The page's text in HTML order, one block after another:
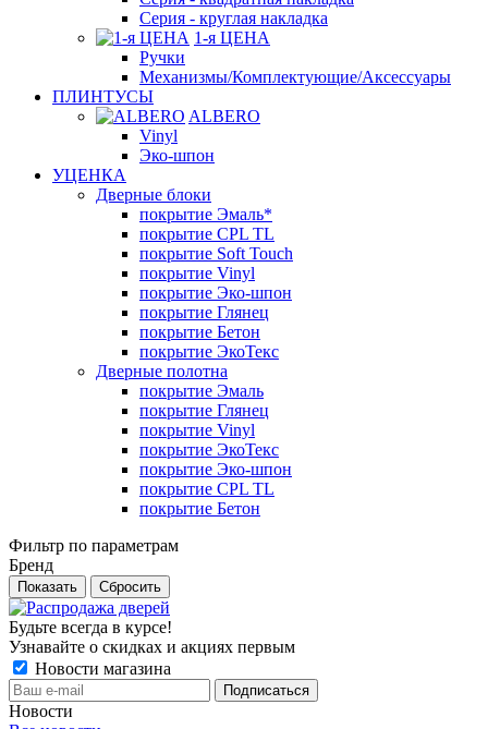
Серия - круглая накладка
1-я ЦЕНА
Ручки
Механизмы/Комплектующие/Аксессуары
ПЛИНТУСЫ
ALBERO
Vinyl
Эко-шпон
УЦЕНКА
Дверные блоки
покрытие Эмаль*
покрытие CPL TL
покрытие Soft Touch
покрытие Vinyl
покрытие Эко-шпон
покрытие Глянец
покрытие Бетон
покрытие ЭкоТекс
Дверные полотна
покрытие Эмаль
покрытие Глянец
покрытие Vinyl
покрытие ЭкоТекс
покрытие Эко-шпон
покрытие CPL TL
покрытие Бетон
Фильтр по параметрам
Бренд
Сбросить
Будьте всегда в курсе!
Узнавайте о скидках и акциях первым
Новости магазина
Новости